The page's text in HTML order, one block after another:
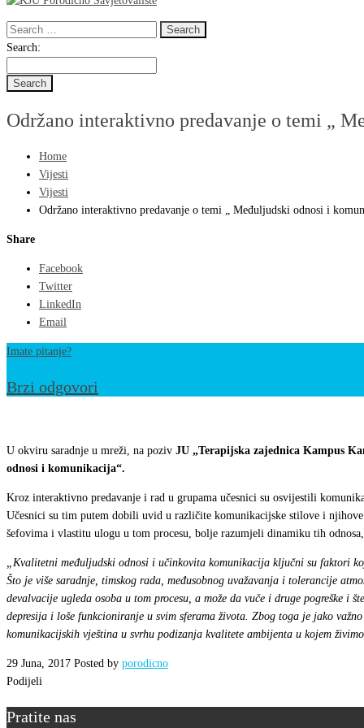
Search
for:
Search
Search:
Održano interaktivno predavanje o temi „
Home
Vijesti
Vijesti
Održano interaktivno predavanje o temi „ Međuljudski odnosi i
Share
Facebook
Twitter
LinkedIn
Email
Imate pitanje?
Brzi odgovori
interaktivno
predavanje
o
temi
„
Međuljudski
odnosi
i
komunikacija“
U okviru saradnje u mreži, na poziv JU „Terapijska zajednica Kampus
odnosi i komunikacija“.
Kroz interaktivno predavanje i rad u grupama učesnici su osvijestili
Učesnici su tim putem dobili uvid u različite komunikacijske stilove i
šefovima i vlastitu ulogu u tom procesu, bolje razumjeli dinamiku tih
„Kvalitetni međuljudski odnosi i učinkovita komunikacija ključni su faktori
Što je više saradnje, timskog rada, međusobnog uvažavanja i tolerancije
devalvacije ugleda osoba u tom procesu, a može da vuče i druge pogreške i
depresija i loše funkcioniranje u svim sferama života. Zbog toga je jako
komunikacijskih vještina u svrhu podizanja kvalitete ambijenta u kojem
29 Juna, 2017 Posted by porodicno
Podijeli
Pratite nas